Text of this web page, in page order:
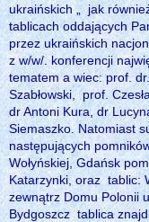
ukraińskich „ jak
tablicach oddających
przez ukraińskich
z w/w/. konferencji
tematem a wiec: prof.
Szabłowski, prof.
dr Antoni Kura, dr
Siemaszko. Natomiast
następujących
Wołyńskiej, Gdańsk
Katarzynki, oraz tablic:
zewnątrz Domu Polonii
Bydgoszcz tablica